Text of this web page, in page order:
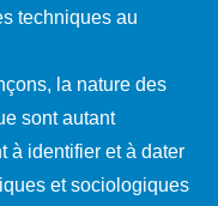
techniques au
la nature des
sont autant
à identifier et à dater
et sociologiques